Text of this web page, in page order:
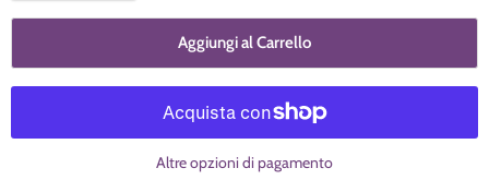
Aggiungi al Carrello
Altre opzioni di pagamento